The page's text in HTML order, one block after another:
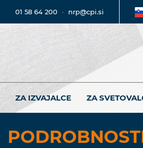
01 58 64 200 · nrp@cpi.si
ZA IZVAJALCE ZA